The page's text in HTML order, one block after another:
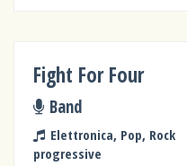
Fight For Four
Band
Elettronica, Pop, Rock
progressive